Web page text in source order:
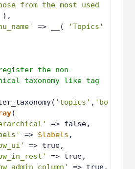
from the most used
),
=> __(
'Topics'
the non-
taxonomy like tag
'topics' , 'bo
(
=> false,
=> $labels ,
=> true,
=> true,
=> true,